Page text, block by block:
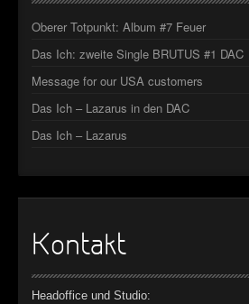
Oberer Totpunkt: Album #7 Feuer
Das Ich: zweite Single BRUTUS #1 DAC
Message for our USA customers
Das Ich – Lazarus in den DAC
Das Ich – Lazarus
Kontakt
Headoffice und Studio: